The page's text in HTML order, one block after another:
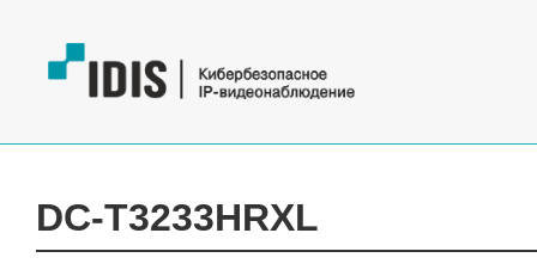
DC-T3233HRXL